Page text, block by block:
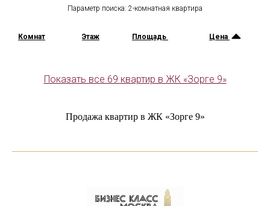
Параметр поиска: 2-комнатная квартира
Комнат Этаж Площадь Цена
Показать все 69 квартир в ЖК «Зорге 9»
Продажа квартир в ЖК «Зорге 9»